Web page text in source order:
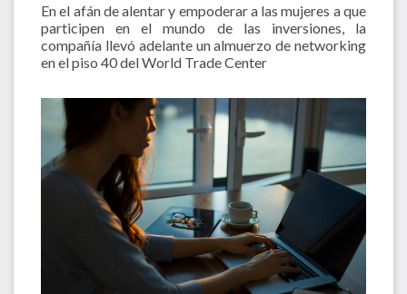
En el afán de alentar y empoderar a las mujeres a que
participen en el mundo de las inversiones, la
compañía llevó adelante un almuerzo de networking
en el piso 40 del World Trade Center